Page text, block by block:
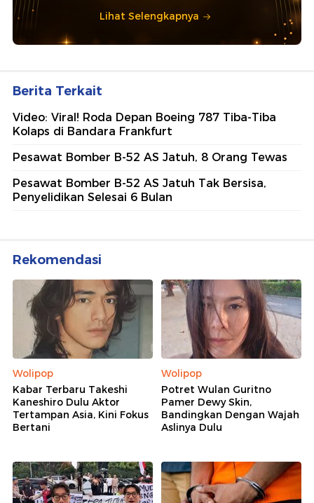
Lihat Selengkapnya
Berita Terkait
Video: Viral! Roda Depan Boeing 787 Tiba-Tiba
Kolaps di Bandara Frankfurt
Pesawat Bomber B-52 AS Jatuh, 8 Orang Tewas
Pesawat Bomber B-52 AS Jatuh Tak Bersisa,
Penyelidikan Selesai 6 Bulan
Rekomendasi
Wolipop
Kabar Terbaru Takeshi
Kaneshiro Dulu Aktor
Tertampan Asia, Kini Fokus
Bertani
Wolipop
Potret Wulan Guritno
Pamer Dewy Skin,
Bandingkan Dengan Wajah
Aslinya Dulu